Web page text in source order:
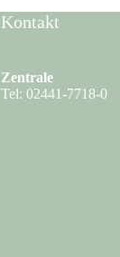
Kontakt
Zentrale
Tel: 02441-7718-0